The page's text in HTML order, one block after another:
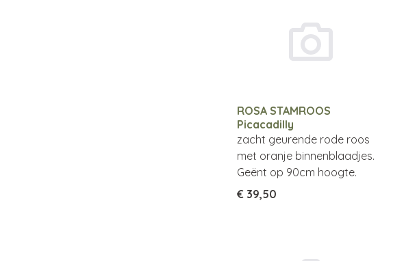
ROSA STAMROOS
Picacadilly
zacht geurende rode roos
met oranje binnenblaadjes.
Geënt op 90cm hoogte.
€ 39,50